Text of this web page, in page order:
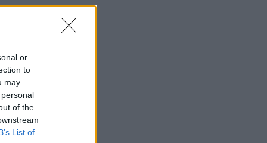
or
to
may
of the
List of